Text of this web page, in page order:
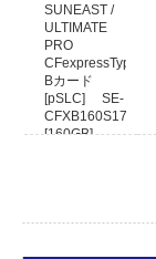
SUNEAST /
ULTIMATE
PRO
CFexpressType
Bカード
[pSLC] SE-
CFXB160S1700
[160GB]